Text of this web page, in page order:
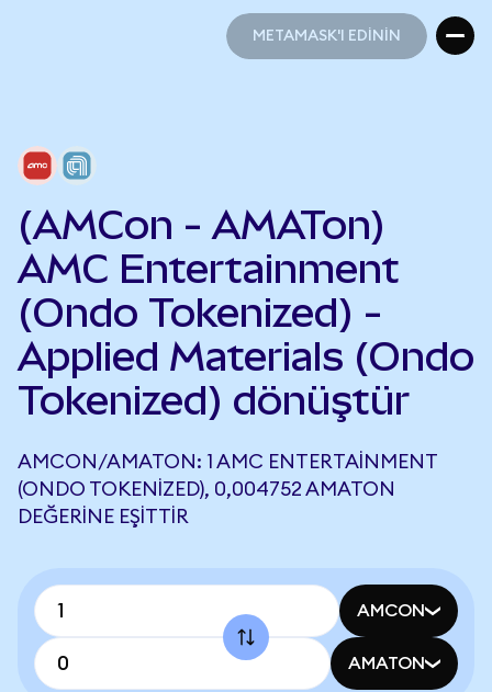
METAMASK'I EDİNİN
(AMCon - AMATon)
AMC Entertainment
(Ondo Tokenized) -
Applied Materials (Ondo
Tokenized) dönüştür
AMCON/AMATON: 1 AMC ENTERTAINMENT
(ONDO TOKENIZED), 0,004752 AMATON
DEĞERINE EŞITTIR
AMCON
AMATON